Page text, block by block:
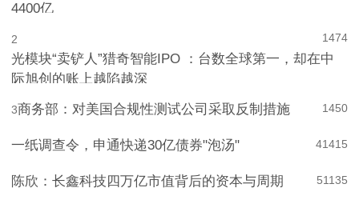
4400亿
1474
2
光模块“卖铲人”猎奇智能IPO ：台数全球第一，却在中
际旭创的账上越陷越深
1450
3商务部：对美国合规性测试公司采取反制措施
1415
4
一纸调查令，申通快递30亿债券"泡汤"
1135
5
陈欣：长鑫科技四万亿市值背后的资本与周期